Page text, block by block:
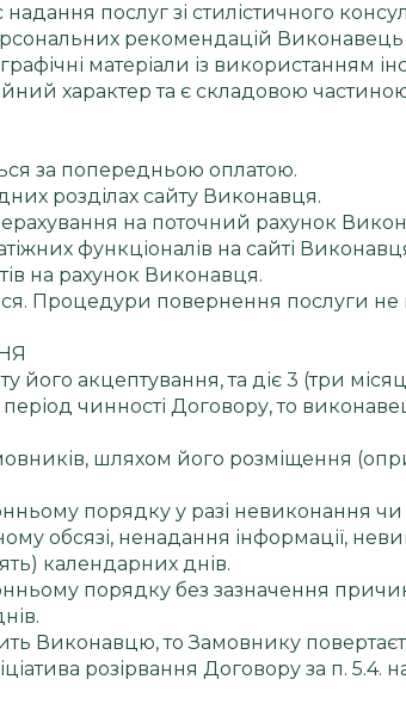
послуг зі стилістичного
рекомендацій Виконавець
матеріали із використанням
характер та є складовою
за попередньою оплатою.
розділах сайту Виконавця.
на поточний рахунок
функціоналів на сайті
на рахунок Виконавця.
Процедури повернення послуги
акцептування, та діє 3 (три
чинності Договору, то
шляхом його розміщення
порядку у разі невиконання
обсязі, ненадання інформації,
календарних днів.
порядку без зазначення
Виконавцю, то Замовнику
розірвання Договору за п. 5.4.